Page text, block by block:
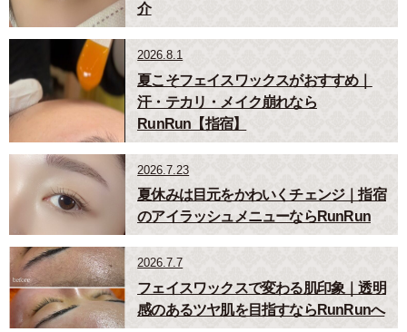
介
2026.8.1
夏こそフェイスワックスがおすすめ｜
汗・テカリ・メイク崩れなら
RunRun【指宿】
2026.7.23
夏休みは目元をかわいくチェンジ｜指宿
のアイラッシュメニューならRunRun
2026.7.7
フェイスワックスで変わる肌印象｜透明
感のあるツヤ肌を目指すならRunRunへ